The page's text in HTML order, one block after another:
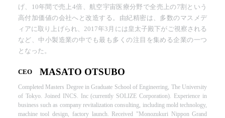
げ、10年間で売上4倍、航空宇宙医療分野で全売上の7割という
高付加価値の会社へと改造する。由紀精密は、多数のマスメデ
ィアに取り上げられ、2017年3月には皇太子殿下がご視察される
など、中小製造業の中でも最も多くの注目を集める企業の一つ
となった。
CEO MASATO OTSUBO
Completed Masters Degree in Graduate School of Engineering, The University
of Tokyo. Joined INCS. Inc (currently SOLIZE Corporation). Experience in
business such as company revitalization consulting, including mold technology,
machine tool design, factory launch. Received "Monozukuri Nippon Grand